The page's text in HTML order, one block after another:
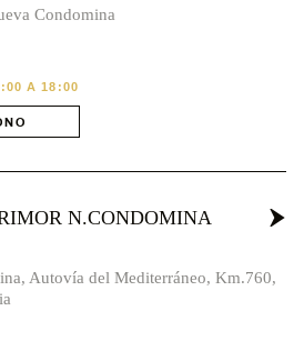
Condomina
A 18:00
N.CONDOMINA
Autovía del Mediterráneo, Km.760,